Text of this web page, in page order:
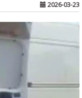
2026-03-23